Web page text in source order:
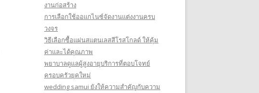
งานก่อสร้าง
การเลือกใช้ออแกไนซ์จัดงานแต่งงานครบ
วงจร
วิธีเลือกซื้อแผ่นสแตนเลสสีโรสโกลด์ ให้คุ้ม
ค่าและได้คุณภาพ
พยาบาลดูแลผู้สูงอายุบริการที่ตอบโจทย์
ครอบครัวยุคใหม่
wedding samui ยังให้ความสำคัญกับความ